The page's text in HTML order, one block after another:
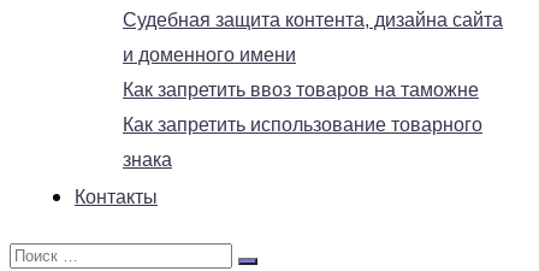
Судебная защита контента, дизайна сайта
и доменного имени
Как запретить ввоз товаров на таможне
Как запретить использование товарного
знака
Контакты